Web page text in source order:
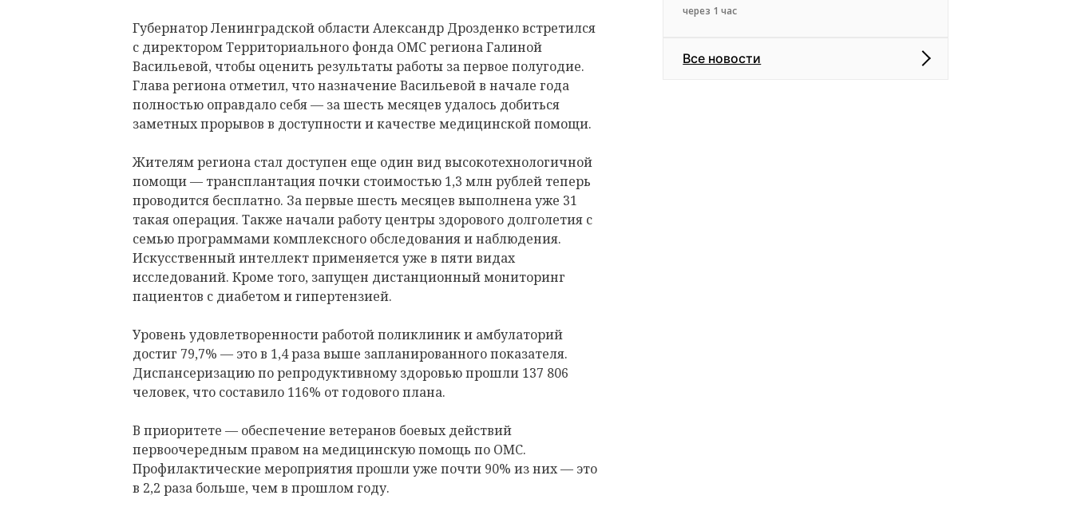
Губернатор Ленинградской области Александр Дрозденко встретился
с директором Территориального фонда ОМС региона Галиной
Васильевой, чтобы оценить результаты работы за первое полугодие.
Глава региона отметил, что назначение Васильевой в начале года
полностью оправдало себя — за шесть месяцев удалось добиться
заметных прорывов в доступности и качестве медицинской помощи.
Жителям региона стал доступен еще один вид высокотехнологичной
помощи — трансплантация почки стоимостью 1,3 млн рублей теперь
проводится бесплатно. За первые шесть месяцев выполнена уже 31
такая операция. Также начали работу центры здорового долголетия с
семью программами комплексного обследования и наблюдения.
Искусственный интеллект применяется уже в пяти видах
исследований. Кроме того, запущен дистанционный мониторинг
пациентов с диабетом и гипертензией.
Уровень удовлетворенности работой поликлиник и амбулаторий
достиг 79,7% — это в 1,4 раза выше запланированного показателя.
Диспансеризацию по репродуктивному здоровью прошли 137 806
человек, что составило 116% от годового плана.
В приоритете — обеспечение ветеранов боевых действий
первоочередным правом на медицинскую помощь по ОМС.
Профилактические мероприятия прошли уже почти 90% из них — это
в 2,2 раза больше, чем в прошлом году.
через 1 час
Все новости